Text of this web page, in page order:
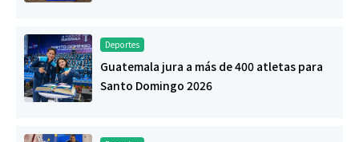
Deportes
Guatemala jura a más de 400 atletas para
Santo Domingo 2026